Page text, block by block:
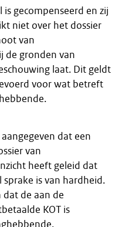
gecompenseerd en zij
niet over het dossier
van
de gronden van
laat. Dit geldt
voor wat betreft
dat een
van
heeft geleid dat
is van hardheid.
de aan de
KOT is